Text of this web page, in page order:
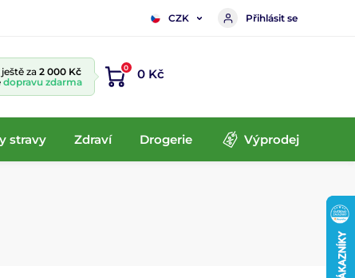
CZK Přihlásit se
za 2 000 Kč
dopravu zdarma
0 0 Kč
stravy Zdraví Drogerie Výprodej